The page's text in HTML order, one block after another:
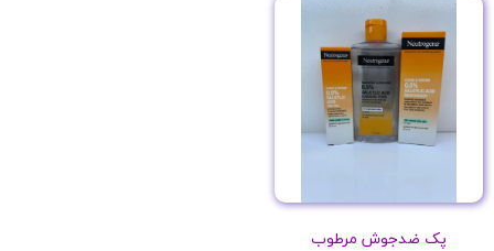
پک ضدجوش مرطوب